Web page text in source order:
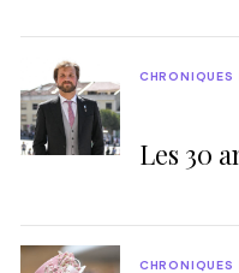
Les 30
CHRONIQUES
CHRONIQUES